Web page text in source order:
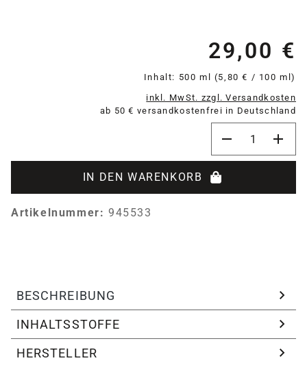
29,00 €
Inhalt: 500 ml (5,80 € / 100 ml)
inkl. MwSt. zzgl. Versandkosten
ab 50 € versandkostenfrei in Deutschland
IN DEN WARENKORB
Artikelnummer: 945533
BESCHREIBUNG
INHALTSSTOFFE
HERSTELLER